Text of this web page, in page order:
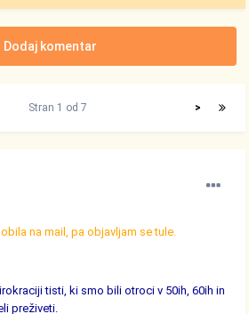
Dodaj komentar
>
Stran 1 od 7
na mail, pa objavljam se tule.
tisti, ki smo bili otroci v 50ih, 60ih in
preživeti.